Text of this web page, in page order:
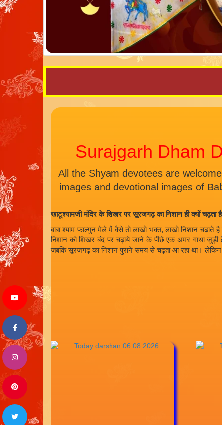
Surajgarh Dham
All the Shyam devotees are
images and devotional images of
खाटूश्यामजी मंदिर के शिखर पर सूरजगढ़ का निशान ही क्यों चढ़ता
बाबा श्याम फाल्गुन मेले में वैसे तो लाखो भक्त, लाखो निशान चढाते
निशान को शिखर बंद पर चढ़ाये जाने के पीछे एक अमर गाथा
जबकि सूरजगढ़ का निशान पुराने समय से चढ़ता आ रहा था।